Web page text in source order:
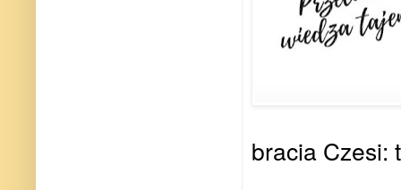
bracia Czesi: